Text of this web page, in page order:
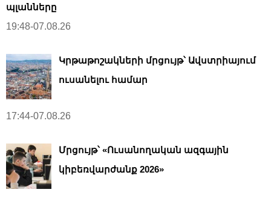
պլանները
19:48-07.08.26
Կրթաթոշակների մրցույթ՝ Ավստրիայում
ուսանելու համար
17:44-07.08.26
Մրցույթ՝ «Ուսանողական ազգային
կիբեռվարժանք 2026»